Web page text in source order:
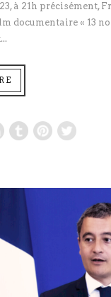
à 21h précisément,
documentaire « 13